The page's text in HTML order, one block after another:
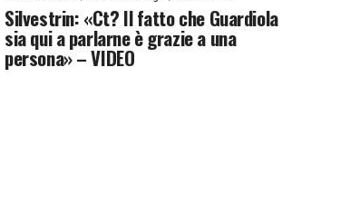
Silvestrin: «Ct? Il fatto che Guardiola
sia qui a parlarne è grazie a una
persona» – VIDEO